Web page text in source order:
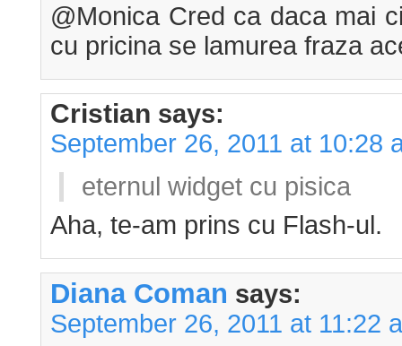
@Monica Cred ca daca mai
cu pricina se lamurea fraza
Cristian says:
September 26, 2011 at 10:28
eternul widget cu pisica
Aha, te-am prins cu Flash-ul.
Diana Coman says:
September 26, 2011 at 11:22